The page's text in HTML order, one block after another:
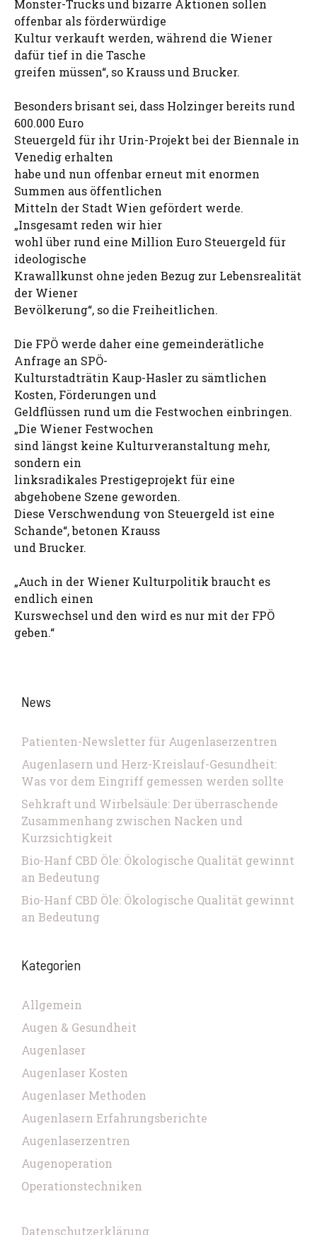
Monster-Trucks und bizarre Aktionen sollen
offenbar als förderwürdige
Kultur verkauft werden, während die Wiener
dafür tief in die Tasche
greifen müssen“, so Krauss und Brucker.
Besonders brisant sei, dass Holzinger bereits rund
600.000 Euro
Steuergeld für ihr Urin-Projekt bei der Biennale in
Venedig erhalten
habe und nun offenbar erneut mit enormen
Summen aus öffentlichen
Mitteln der Stadt Wien gefördert werde.
„Insgesamt reden wir hier
wohl über rund eine Million Euro Steuergeld für
ideologische
Krawallkunst ohne jeden Bezug zur Lebensrealität
der Wiener
Bevölkerung“, so die Freiheitlichen.
Die FPÖ werde daher eine gemeinderätliche
Anfrage an SPÖ-
Kulturstadträtin Kaup-Hasler zu sämtlichen
Kosten, Förderungen und
Geldflüssen rund um die Festwochen einbringen.
„Die Wiener Festwochen
sind längst keine Kulturveranstaltung mehr,
sondern ein
linksradikales Prestigeprojekt für eine
abgehobene Szene geworden.
Diese Verschwendung von Steuergeld ist eine
Schande“, betonen Krauss
und Brucker.
„Auch in der Wiener Kulturpolitik braucht es
endlich einen
Kurswechsel und den wird es nur mit der FPÖ
geben.“
News
Patienten-Newsletter für Augenlaserzentren
Augenlasern und Herz-Kreislauf-Gesundheit:
Was vor dem Eingriff gemessen werden sollte
Sehkraft und Wirbelsäule: Der überraschende
Zusammenhang zwischen Nacken und
Kurzsichtigkeit
Bio-Hanf CBD Öle: Ökologische Qualität gewinnt
an Bedeutung
Bio-Hanf CBD Öle: Ökologische Qualität gewinnt
an Bedeutung
Kategorien
Allgemein
Augen & Gesundheit
Augenlaser
Augenlaser Kosten
Augenlaser Methoden
Augenlasern Erfahrungsberichte
Augenlaserzentren
Augenoperation
Operationstechniken
Datenschutzerklärung